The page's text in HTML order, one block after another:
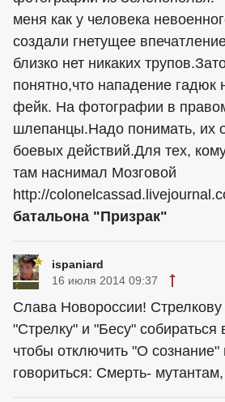
меня как у человека
создали гнетущее
близко нет никаких
понятно,что нападение гадюк
фейк. На фотографии в
шлепанцы.Надо понимать, их
боевых действий.Для тех,
там наснимал Мозговой
http://
батальона "Призрак"
ispaniard
16 июля 2014 09:37
Слава Новороссии!
"Стрелку" и "Бесу"
чтобы отключить "О сознание"
говориться: Смерть-